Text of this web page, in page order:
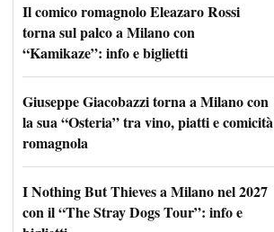
Il comico romagnolo Eleazaro Rossi
torna sul palco a Milano con
“Kamikaze”: info e biglietti
Giuseppe Giacobazzi torna a Milano con
la sua “Osteria” tra vino, piatti e comicità
romagnola
I Nothing But Thieves a Milano nel 2027
con il “The Stray Dogs Tour”: info e